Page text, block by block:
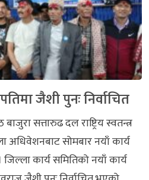
जैशी पुनः निर्वाचित
सत्तारुढ दल राष्ट्रिय स्वतन्त्र
अधिवेशनबाट सोमबार नयाँ कार्य
कार्य समितिको नयाँ कार्य